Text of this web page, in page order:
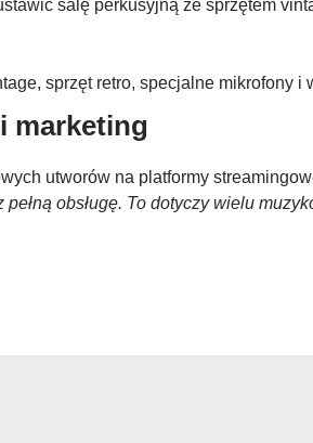
salę perkusyjną ze sprzętem
sprzęt retro, specjalne mikrofony i
marketing
utworów na platformy
obsługę. To dotyczy wielu